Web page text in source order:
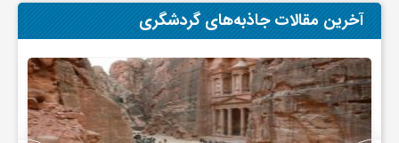
آخرین مقالات جاذبه‌های گردشگری